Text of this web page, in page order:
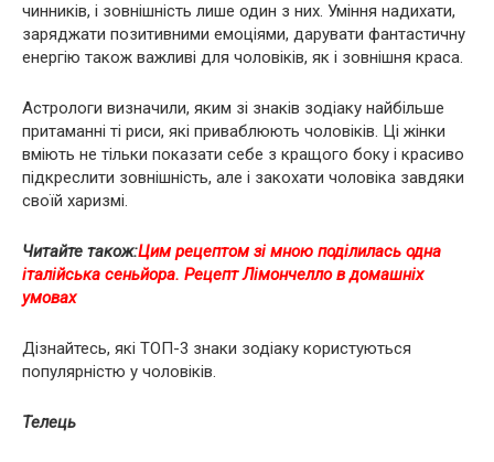
чинників, і зовнішність лише один з них. Уміння надихати,
заряджати позитивними емоціями, дарувати фантастичну
енергію також важливі для чоловіків, як і зовнішня краса.
Астрологи визначили, яким зі знаків зодіаку найбільше
притаманні ті риси, які приваблюють чоловіків. Ці жінки
вміють не тільки показати себе з кращого боку і красиво
підкреслити зовнішність, але і закохати чоловіка завдяки
своїй харизмі.
Читайте також:Цим рецептом зі мною поділилась одна
італійська сеньйора. Рецепт Лімончелло в домашніх
умовах
Дізнайтесь, які ТОП-3 знаки зодіаку користуються
популярністю у чоловіків.
Телець